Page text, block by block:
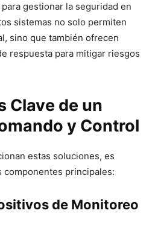
gestionar la seguridad en
sistemas no solo permiten
sino que también ofrecen
respuesta para mitigar riesgos
Clave de un
y Control
estas soluciones, es
componentes principales:
de Monitoreo